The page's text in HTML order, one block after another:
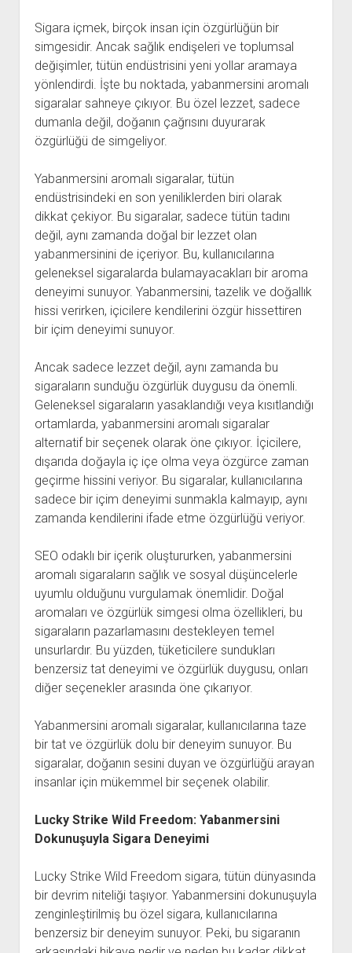
Sigara içmek, birçok insan için özgürlüğün bir
simgesidir. Ancak sağlık endişeleri ve toplumsal
değişimler, tütün endüstrisini yeni yollar aramaya
yönlendirdi. İşte bu noktada, yabanmersini aromalı
sigaralar sahneye çıkıyor. Bu özel lezzet, sadece
dumanla değil, doğanın çağrısını duyurarak
özgürlüğü de simgeliyor.
Yabanmersini aromalı sigaralar, tütün
endüstrisindeki en son yeniliklerden biri olarak
dikkat çekiyor. Bu sigaralar, sadece tütün tadını
değil, aynı zamanda doğal bir lezzet olan
yabanmersinini de içeriyor. Bu, kullanıcılarına
geleneksel sigaralarda bulamayacakları bir aroma
deneyimi sunuyor. Yabanmersini, tazelik ve doğallık
hissi verirken, içicilere kendilerini özgür hissettiren
bir içim deneyimi sunuyor.
Ancak sadece lezzet değil, aynı zamanda bu
sigaraların sunduğu özgürlük duygusu da önemli.
Geleneksel sigaraların yasaklandığı veya kısıtlandığı
ortamlarda, yabanmersini aromalı sigaralar
alternatif bir seçenek olarak öne çıkıyor. İçicilere,
dışarıda doğayla iç içe olma veya özgürce zaman
geçirme hissini veriyor. Bu sigaralar, kullanıcılarına
sadece bir içim deneyimi sunmakla kalmayıp, aynı
zamanda kendilerini ifade etme özgürlüğü veriyor.
SEO odaklı bir içerik oluştururken, yabanmersini
aromalı sigaraların sağlık ve sosyal düşüncelerle
uyumlu olduğunu vurgulamak önemlidir. Doğal
aromaları ve özgürlük simgesi olma özellikleri, bu
sigaraların pazarlamasını destekleyen temel
unsurlardır. Bu yüzden, tüketicilere sundukları
benzersiz tat deneyimi ve özgürlük duygusu, onları
diğer seçenekler arasında öne çıkarıyor.
Yabanmersini aromalı sigaralar, kullanıcılarına taze
bir tat ve özgürlük dolu bir deneyim sunuyor. Bu
sigaralar, doğanın sesini duyan ve özgürlüğü arayan
insanlar için mükemmel bir seçenek olabilir.
Lucky Strike Wild Freedom: Yabanmersini
Dokunuşuyla Sigara Deneyimi
Lucky Strike Wild Freedom sigara, tütün dünyasında
bir devrim niteliği taşıyor. Yabanmersini dokunuşuyla
zenginleştirilmiş bu özel sigara, kullanıcılarına
benzersiz bir deneyim sunuyor. Peki, bu sigaranın